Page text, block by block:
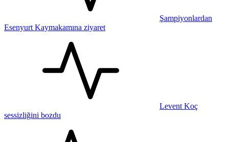
Şampiyonlardan
Esenyurt Kaymakamına ziyaret
Levent Koç
sessizliğini bozdu